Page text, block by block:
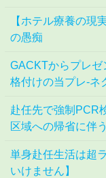
【ホテル療養の現
の愚痴
GACKTからプレゼ
格付けの当プレ-ネ
赴任先で強制PCR
区域への帰省に伴
単身赴任生活は超
いけません】